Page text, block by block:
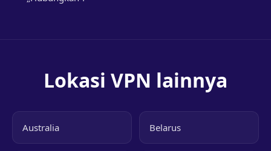
Lokasi VPN lainnya
Australia Belarus